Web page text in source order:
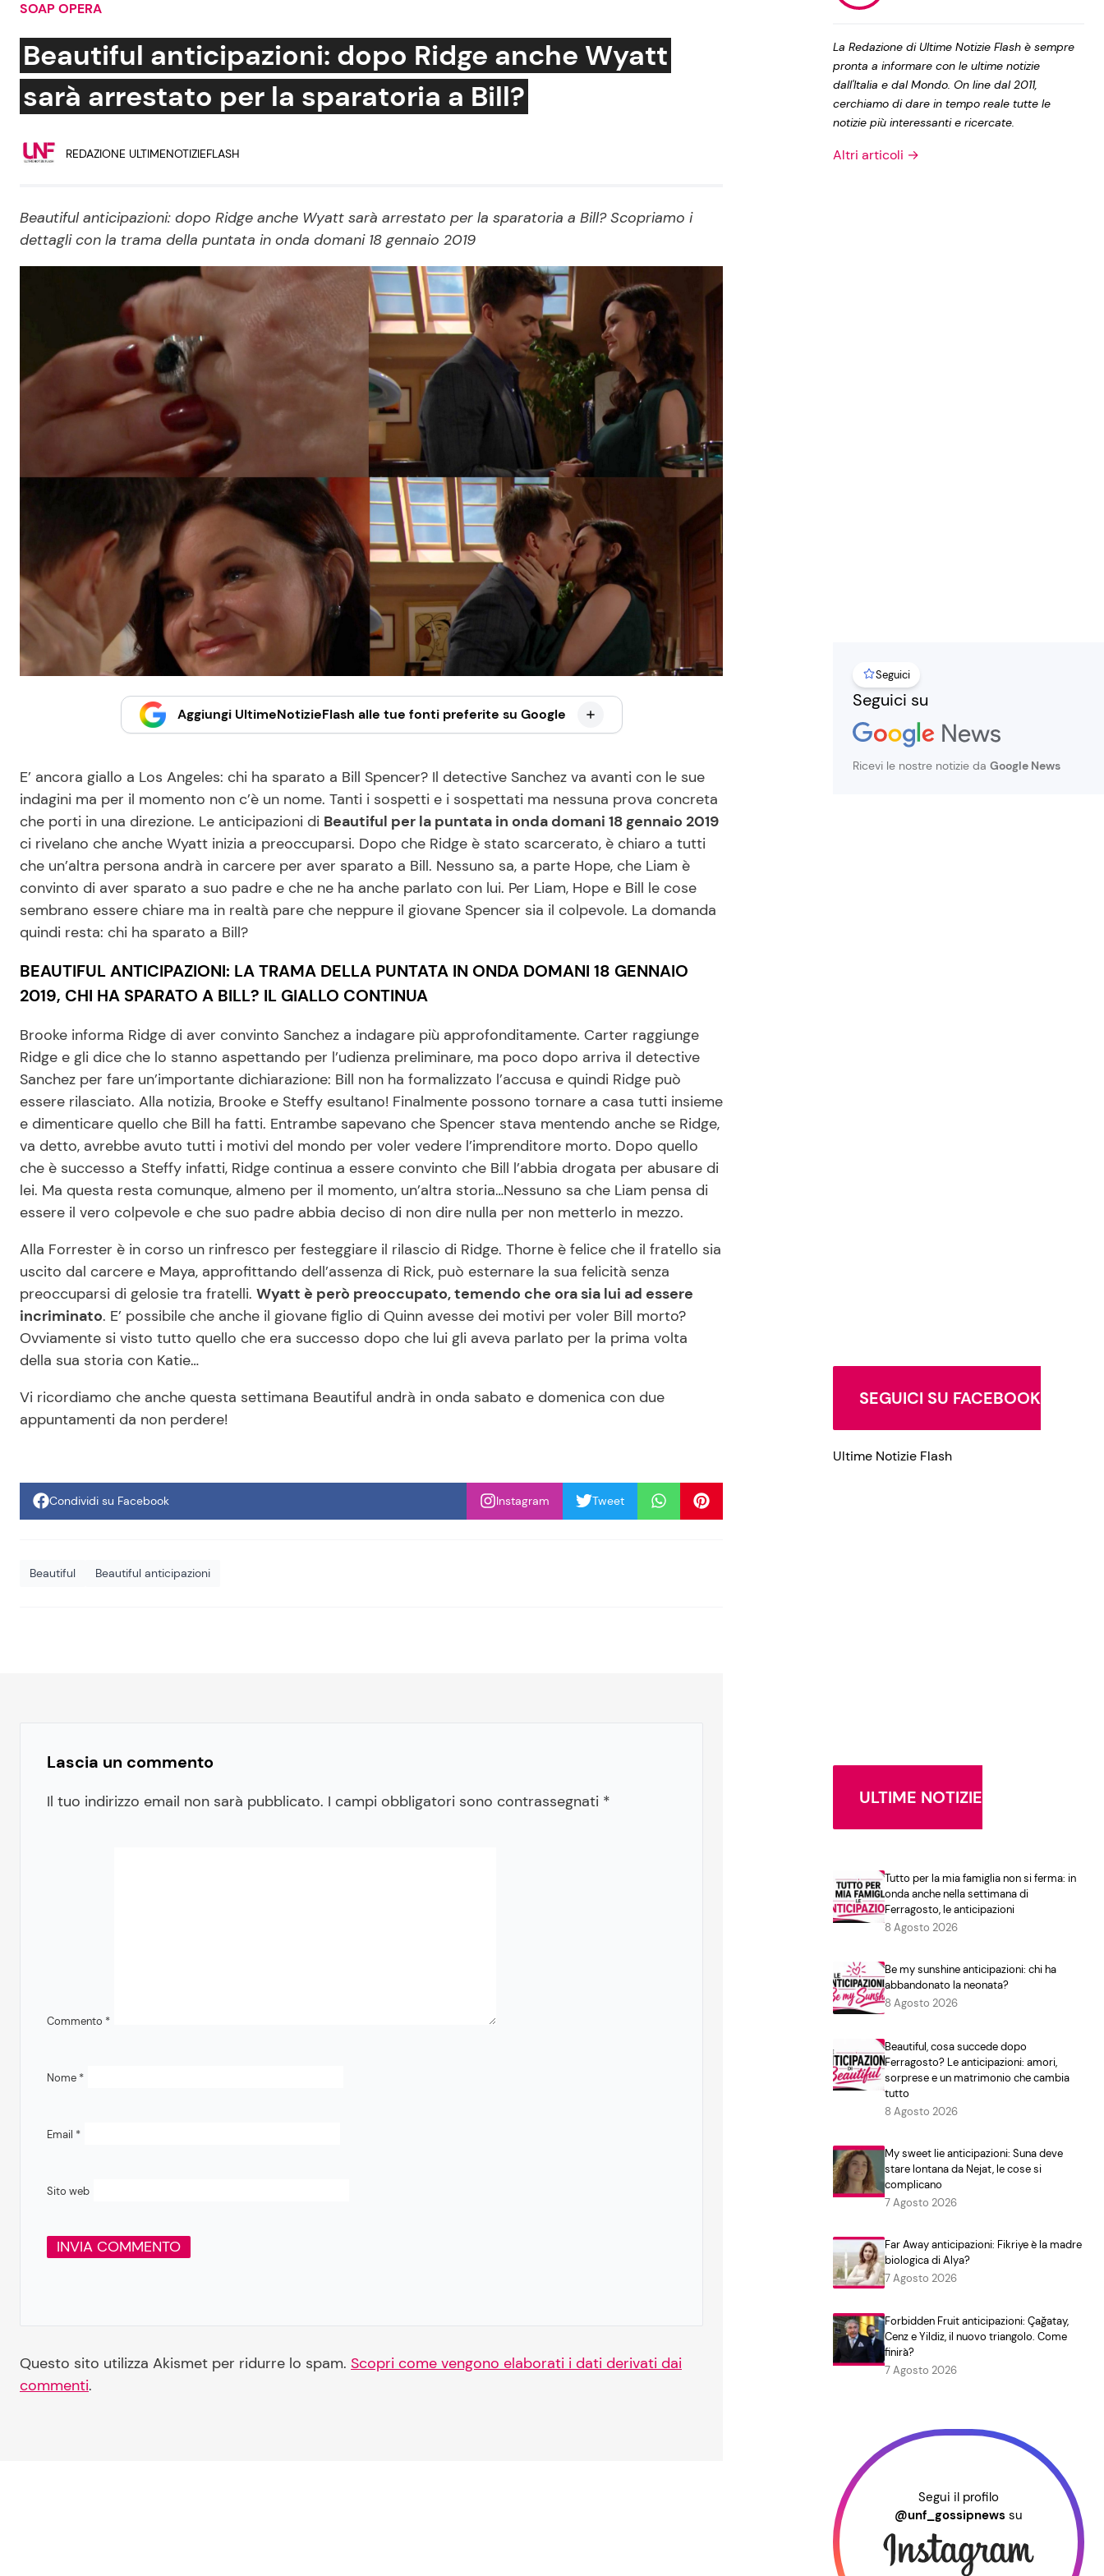
Social News
News dal mondo
Benessere
Mondo Mamma
News benessere
Salute
Viaggi e Turismo
Festività
Cucina e Ricette
Le Ricette in TV
Ricette Facili e Veloci
Ricette Feste
Ricette per Bambini
Privacy Policy
SOAP OPERA
Beautiful anticipazioni: dopo Ridge anche Wyatt
sarà arrestato per la sparatoria a Bill?
REDAZIONE ULTIMENOTIZIEFLASH
Beautiful anticipazioni: dopo Ridge anche Wyatt sarà arrestato per la sparatoria a Bill? Scopriamo i
dettagli con la trama della puntata in onda domani 18 gennaio 2019
Aggiungi UltimeNotizieFlash alle tue fonti preferite su Google
E’ ancora giallo a Los Angeles: chi ha sparato a Bill Spencer? Il detective Sanchez va avanti con le sue
indagini ma per il momento non c’è un nome. Tanti i sospetti e i sospettati ma nessuna prova concreta
che porti in una direzione. Le anticipazioni di Beautiful per la puntata in onda domani 18 gennaio 2019
ci rivelano che anche Wyatt inizia a preoccuparsi. Dopo che Ridge è stato scarcerato, è chiaro a tutti
che un’altra persona andrà in carcere per aver sparato a Bill. Nessuno sa, a parte Hope, che Liam è
convinto di aver sparato a suo padre e che ne ha anche parlato con lui. Per Liam, Hope e Bill le cose
sembrano essere chiare ma in realtà pare che neppure il giovane Spencer sia il colpevole. La domanda
quindi resta: chi ha sparato a Bill?
BEAUTIFUL ANTICIPAZIONI: LA TRAMA DELLA PUNTATA IN ONDA DOMANI 18 GENNAIO
2019, CHI HA SPARATO A BILL? IL GIALLO CONTINUA
Brooke informa Ridge di aver convinto Sanchez a indagare più approfonditamente. Carter raggiunge
Ridge e gli dice che lo stanno aspettando per l’udienza preliminare, ma poco dopo arriva il detective
Sanchez per fare un’importante dichiarazione: Bill non ha formalizzato l’accusa e quindi Ridge può
essere rilasciato. Alla notizia, Brooke e Steffy esultano! Finalmente possono tornare a casa tutti insieme
e dimenticare quello che Bill ha fatti. Entrambe sapevano che Spencer stava mentendo anche se Ridge,
va detto, avrebbe avuto tutti i motivi del mondo per voler vedere l’imprenditore morto. Dopo quello
che è successo a Steffy infatti, Ridge continua a essere convinto che Bill l’abbia drogata per abusare di
lei. Ma questa resta comunque, almeno per il momento, un’altra storia…Nessuno sa che Liam pensa di
essere il vero colpevole e che suo padre abbia deciso di non dire nulla per non metterlo in mezzo.
Alla Forrester è in corso un rinfresco per festeggiare il rilascio di Ridge. Thorne è felice che il fratello sia
uscito dal carcere e Maya, approfittando dell’assenza di Rick, può esternare la sua felicità senza
preoccuparsi di gelosie tra fratelli. Wyatt è però preoccupato, temendo che ora sia lui ad essere
incriminato. E’ possibile che anche il giovane figlio di Quinn avesse dei motivi per voler Bill morto?
Ovviamente si visto tutto quello che era successo dopo che lui gli aveva parlato per la prima volta
della sua storia con Katie…
Vi ricordiamo che anche questa settimana Beautiful andrà in onda sabato e domenica con due
appuntamenti da non perdere!
Condividi su Facebook Instagram Tweet
Beautiful Beautiful anticipazioni
Lascia un commento
Il tuo indirizzo email non sarà pubblicato. I campi obbligatori sono contrassegnati *
Commento *
Nome *
Email *
Sito web
Questo sito utilizza Akismet per ridurre lo spam. Scopri come vengono elaborati i dati derivati dai
commenti.
La Redazione di Ultime Notizie Flash è sempre
pronta a informare con le ultime notizie
dall'Italia e dal Mondo. On line dal 2011,
cerchiamo di dare in tempo reale tutte le
notizie più interessanti e ricercate.
Altri articoli →
Seguici
Seguici su
Ricevi le nostre notizie da Google News
SEGUICI SU FACEBOOK
Ultime Notizie Flash
ULTIME NOTIZIE
Tutto per la mia famiglia non si ferma: in
onda anche nella settimana di
Ferragosto, le anticipazioni
8 Agosto 2026
Be my sunshine anticipazioni: chi ha
abbandonato la neonata?
8 Agosto 2026
Beautiful, cosa succede dopo
Ferragosto? Le anticipazioni: amori,
sorprese e un matrimonio che cambia
tutto
8 Agosto 2026
My sweet lie anticipazioni: Suna deve
stare lontana da Nejat, le cose si
complicano
7 Agosto 2026
Far Away anticipazioni: Fikriye è la madre
biologica di Alya?
7 Agosto 2026
Forbidden Fruit anticipazioni: Çağatay,
Cenz e Yildiz, il nuovo triangolo. Come
finirà?
7 Agosto 2026
Segui il profilo
@unf_gossipnews su